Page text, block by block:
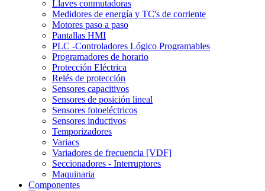
Llaves conmutadoras
Medidores de energía y TC's de corriente
Motores paso a paso
Pantallas HMI
PLC -Controladores Lógico Programables
Programadores de horario
Protección Eléctrica
Relés de protección
Sensores capacitivos
Sensores de posición lineal
Sensores fotoeléctricos
Sensores inductivos
Temporizadores
Variacs
Variadores de frecuencia [VDF]
Seccionadores - Interruptores
Maquinaria
Componentes